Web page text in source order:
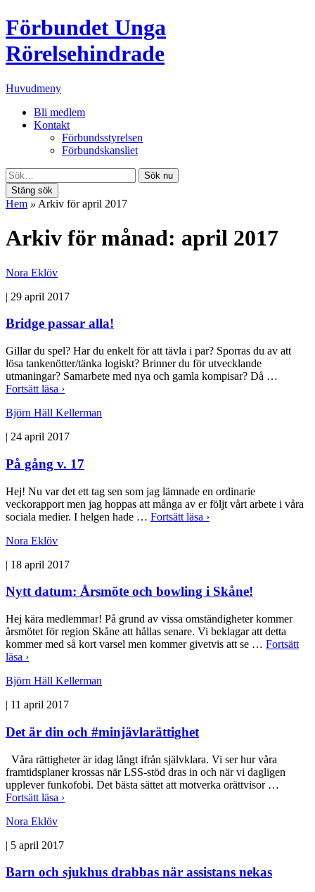
Förbundet Unga
Rörelsehindrade
Huvudmeny
Bli medlem
Kontakt
Förbundsstyrelsen
Förbundskansliet
Sök nu
Stäng sök
Hem » Arkiv för april 2017
Arkiv för månad: april 2017
Nora Eklöv
| 29 april 2017
Bridge passar alla!
Gillar du spel? Har du enkelt för att tävla i par? Sporras du av att
lösa tankenötter/tänka logiskt? Brinner du för utvecklande
utmaningar? Samarbete med nya och gamla kompisar? Då …
Fortsätt läsa ›
Björn Häll Kellerman
| 24 april 2017
På gång v. 17
Hej! Nu var det ett tag sen som jag lämnade en ordinarie
veckorapport men jag hoppas att många av er följt vårt arbete i våra
sociala medier. I helgen hade … Fortsätt läsa ›
Nora Eklöv
| 18 april 2017
Nytt datum: Årsmöte och bowling i Skåne!
Hej kära medlemmar! På grund av vissa omständigheter kommer
årsmötet för region Skåne att hållas senare. Vi beklagar att detta
kommer med så kort varsel men kommer givetvis att se … Fortsätt
läsa ›
Björn Häll Kellerman
| 11 april 2017
Det är din och #minjävlarättighet
Våra rättigheter är idag långt ifrån självklara. Vi ser hur våra
framtidsplaner krossas när LSS-stöd dras in och när vi dagligen
upplever funkofobi. Det bästa sättet att motverka orättvisor …
Fortsätt läsa ›
Nora Eklöv
| 5 april 2017
Barn och sjukhus drabbas när assistans nekas